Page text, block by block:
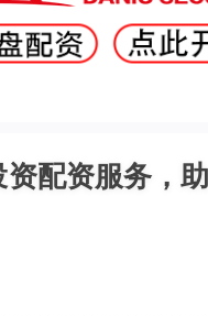
配资服务，